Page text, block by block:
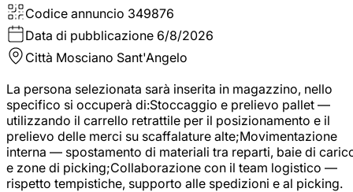
Codice annuncio 349876
Data di pubblicazione 6/8/2026
Città Mosciano Sant'Angelo
La persona selezionata sarà inserita in magazzino, nello
specifico si occuperà di:Stoccaggio e prelievo pallet —
utilizzando il carrello retrattile per il posizionamento e il
prelievo delle merci su scaffalature alte;Movimentazione
interna — spostamento di materiali tra reparti, baie di
e zone di picking;Collaborazione con il team logistico —
rispetto tempistiche, supporto alle spedizioni e al picking.